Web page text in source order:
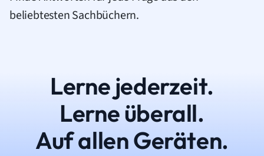
beliebtesten Sachbüchern.
Lerne jederzeit.
Lerne überall.
Auf allen Geräten.